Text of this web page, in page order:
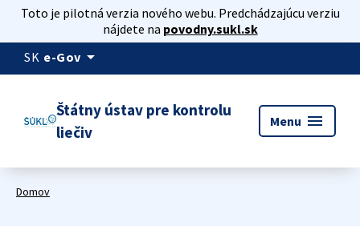
Toto je pilotná verzia nového webu. Predchádzajúcu verziu
nájdete na povodny.sukl.sk
SK e-Gov arrow_drop_down
Štátny ústav pre kontrolu
liečiv
Menu menu
Domov